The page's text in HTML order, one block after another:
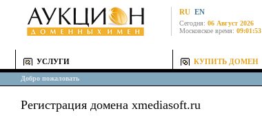
RU EN
Сегодня: 06 Август 2026
Московское время: 09:01:53
УСЛУГИ КУПИТЬ ДОМЕН
Добро пожаловать
Регистрация домена xmediasoft.ru